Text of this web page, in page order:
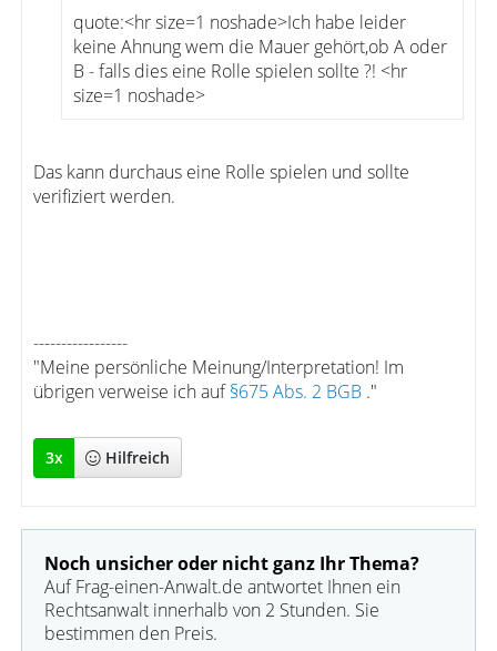
quote:<hr size=1 noshade>Ich habe leider
keine Ahnung wem die Mauer gehört,ob A oder
B - falls dies eine Rolle spielen sollte ?! <hr
size=1 noshade>
Das kann durchaus eine Rolle spielen und sollte
verifiziert werden.
-----------------
"Meine persönliche Meinung/Interpretation! Im
übrigen verweise ich auf§675 Abs. 2 BGB."
3x Hilfreich
Noch unsicher oder nicht ganz Ihr Thema?
Auf Frag-einen-Anwalt.de antwortet Ihnen ein
Rechtsanwalt innerhalb von 2 Stunden. Sie
bestimmen den Preis.